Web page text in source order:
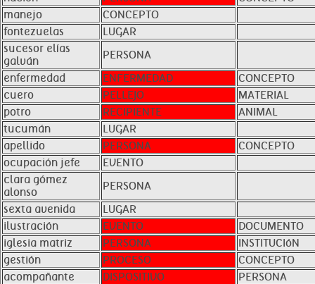
manejo
CONCEPTO
fontezuelas
LUGAR
sucesor elías
galván
PERSONA
enfermedad
ENFERMEDAD
CONCEPTO
cuero
PELLEJO
MATERIAL
potro
RECIPIENTE
ANIMAL
tucumán
LUGAR
apellido
PERSONA
CONCEPTO
ocupación jefe
EVENTO
clara gómez
alonso
PERSONA
sexta avenida
LUGAR
ilustración
EVENTO
DOCUMENTO
iglesia matriz
PERSONA
INSTITUCIóN
gestión
PROCESO
CONCEPTO
acompañante
DISPOSITIVO
PERSONA